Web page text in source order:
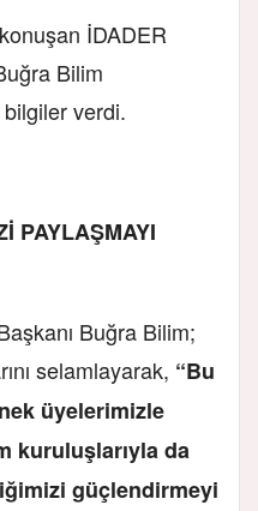
İDADER
Bilim
bilgiler verdi.
PAYLAŞMAYI
Buğra Bilim;
selamlayarak, “Bu
üyelerimizle
kuruluşlarıyla da
güçlendirmeyi